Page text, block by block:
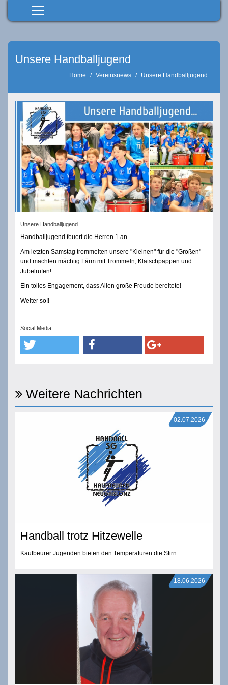
Verein
Förderverein
Datenschutz
Downloads
Sponsoren
Unsere Handballjugend
Home Vereinsnews Unsere Handballjugend
Unsere Handballjugend
Handballjugend feuert die Herren 1 an
Am letzten Samstag trommelten unsere "Kleinen" für die "Großen"
und machten mächtig Lärm mit Trommeln, Klatschpappen und
Jubelrufen!
Ein tolles Engagement, dass Allen große Freude bereitete!
Weiter so!!
Social Media
Weitere Nachrichten
02.07.2026
Handball trotz Hitzewelle
Kaufbeurer Jugenden bieten den Temperaturen die Stirn
18.06.2026